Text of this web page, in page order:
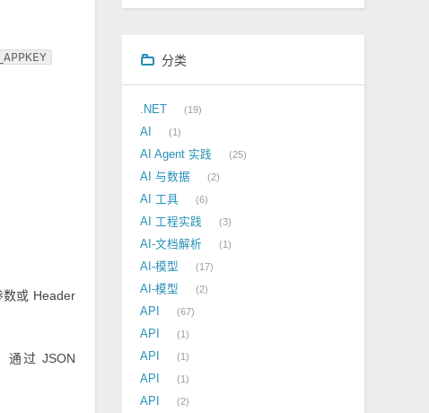
数或 Header
通过 JSON
分类
.NET 19
AI 1
AI Agent 实践 25
AI 与数据 2
AI 工具 6
AI 工程实践 3
AI-文档解析 1
AI-模型 17
AI-模型 2
API 67
API 1
API 1
API 1
API 2